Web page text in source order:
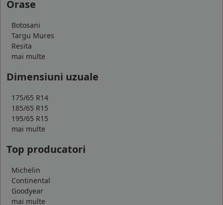
Orase
Botosani
Targu Mures
Resita
mai multe
Dimensiuni uzuale
175/65 R14
185/65 R15
195/65 R15
mai multe
Top producatori
Michelin
Continental
Goodyear
mai multe